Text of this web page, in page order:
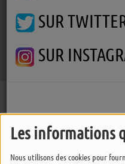
Les informations
Nous utilisons des cookies pour
Podcasts Whydah Gally
Whydah
SUR
SUR